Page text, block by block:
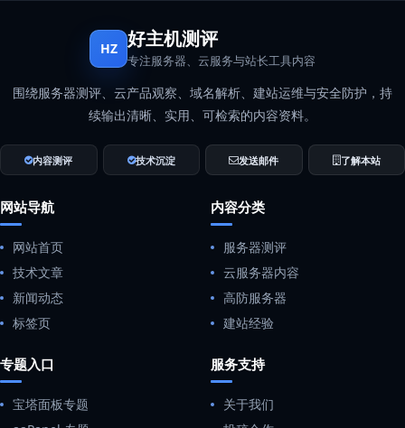
HZ 好主机测评
专注服务器、云服务与站长工具内容
围绕服务器测评、云产品观察、域名解析、建站运维与安全防护，持
续输出清晰、实用、可检索的内容资料。
内容测评 技术沉淀 发送邮件 了解本站
网站导航
网站首页
技术文章
新闻动态
标签页
内容分类
服务器测评
云服务器内容
高防服务器
建站经验
专题入口
宝塔面板专题
服务支持
关于我们